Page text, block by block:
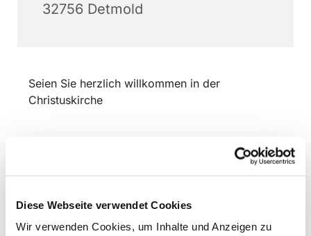
Diese Webseite verwendet Cookies
Wir verwenden Cookies, um Inhalte und Anzeigen zu
32756 Detmold
Seien Sie herzlich willkommen in der
Christuskirche